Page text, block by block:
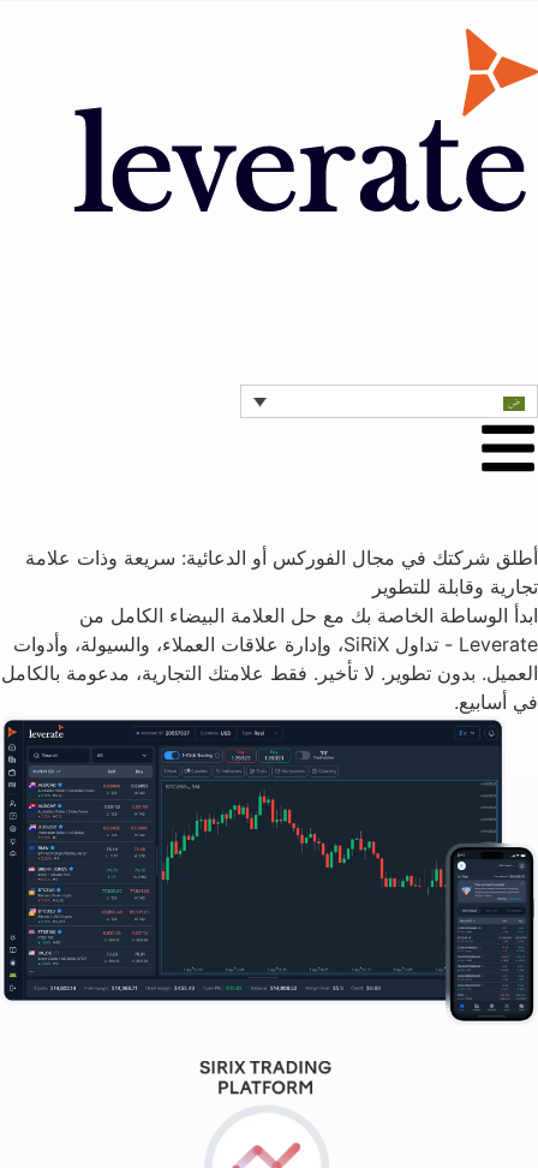
أطلق شركتك في مجال الفوركس أو الدعائية: سريعة وذات علامة
تجارية وقابلة للتطوير
ابدأ الوساطة الخاصة بك مع حل العلامة البيضاء الكامل من
Leverate - تداول SiRiX، وإدارة علاقات العملاء، والسيولة، وأدوات
العميل. بدون تطوير. لا تأخير. فقط علامتك التجارية، مدعومة بالكامل
في أسابيع.